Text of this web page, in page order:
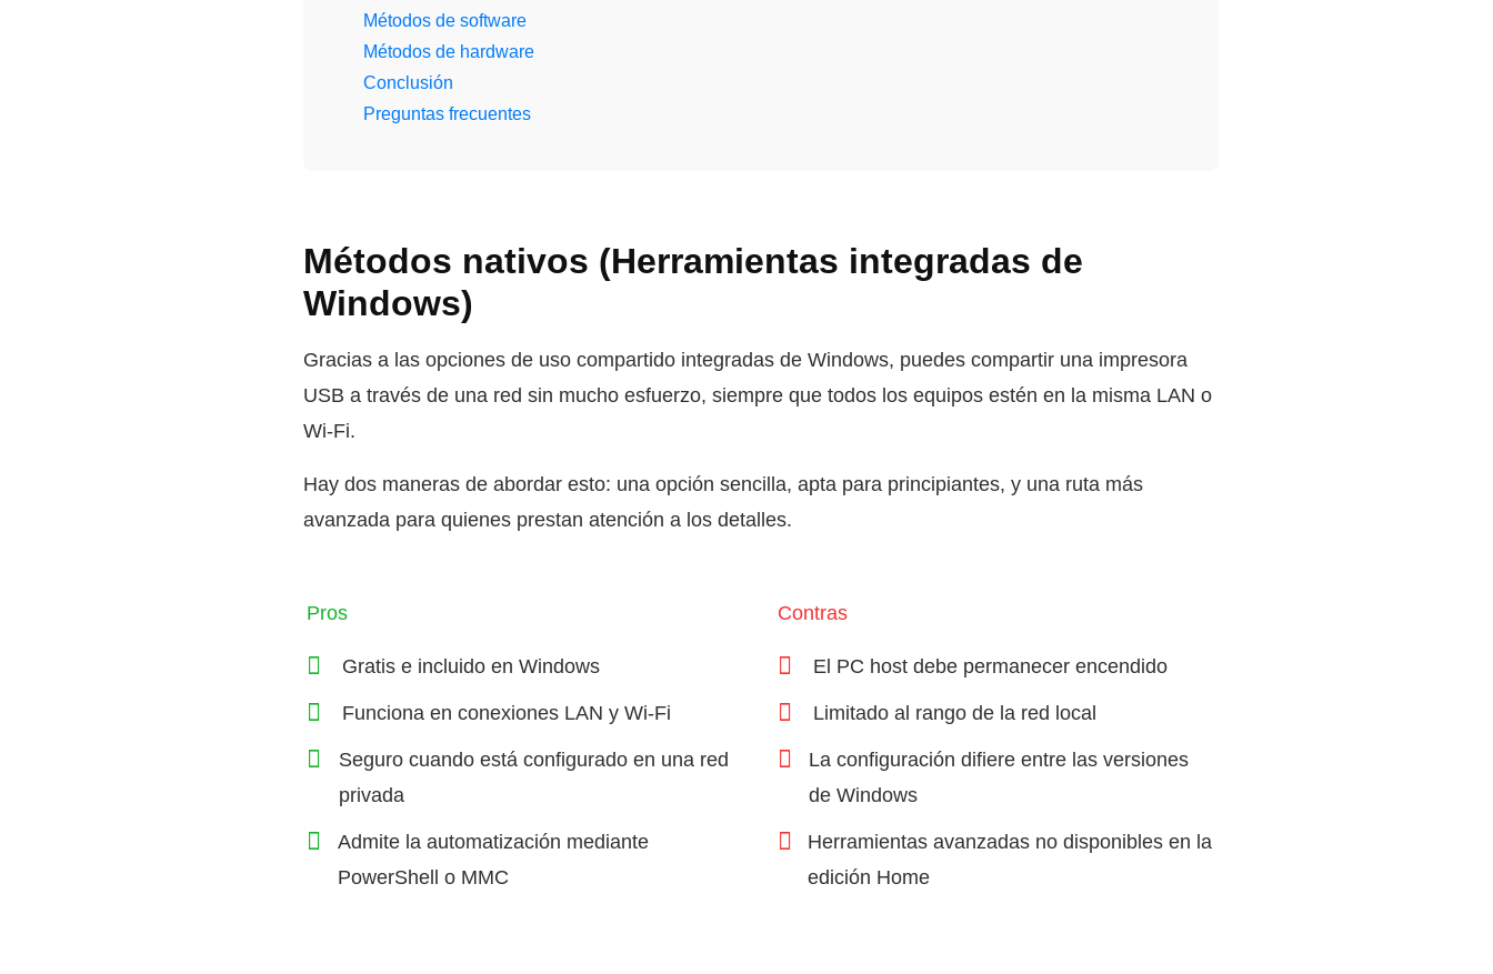
Métodos de software
Métodos de hardware
Conclusión
Preguntas frecuentes
Métodos nativos (Herramientas integradas de
Windows)
Gracias a las opciones de uso compartido integradas de Windows, puedes compartir una impresora
USB a través de una red sin mucho esfuerzo, siempre que todos los equipos estén en la misma LAN o
Wi‑Fi.
Hay dos maneras de abordar esto: una opción sencilla, apta para principiantes, y una ruta más
avanzada para quienes prestan atención a los detalles.
Pros
Gratis e incluido en Windows
Funciona en conexiones LAN y Wi‑Fi
Seguro cuando está configurado en una red
privada
Admite la automatización mediante
PowerShell o MMC
Contras
El PC host debe permanecer encendido
Limitado al rango de la red local
La configuración difiere entre las versiones
de Windows
Herramientas avanzadas no disponibles en la
edición Home